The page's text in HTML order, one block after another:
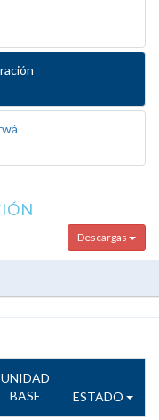
Descargas
UNIDAD
BASE
ESTADO